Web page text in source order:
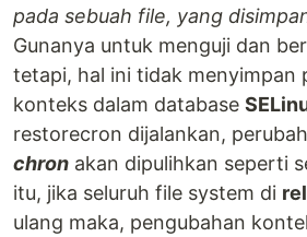
pada sebuah file, yang
Gunanya untuk menguji dan
tetapi, hal ini tidak menyimpan
konteks dalam database
restorecron dijalankan,
chron akan dipulihkan seperti
itu, jika seluruh file system di
ulang maka, pengubahan